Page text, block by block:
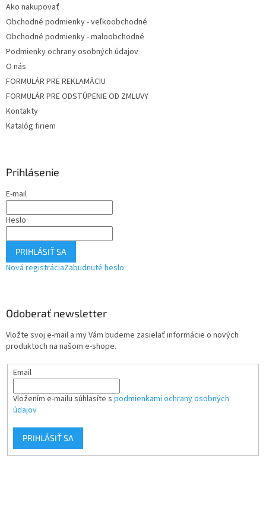
Ako nakupovať
Obchodné podmienky - veľkoobchodné
Obchodné podmienky - maloobchodné
Podmienky ochrany osobných údajov
O nás
FORMULÁR PRE REKLAMÁCIU
FORMULÁR PRE ODSTÚPENIE OD ZMLUVY
Kontakty
Katalóg firiem
Prihlásenie
E-mail
Heslo
PRIHLÁSIŤ SA
Nová registráciaZabudnuté heslo
Odoberať newsletter
Vložte svoj e-mail a my Vám budeme zasielať informácie o nových
produktoch na našom e-shope.
Email
Vložením e-mailu súhlasíte s podmienkami ochrany osobných
údajov
PRIHLÁSIŤ SA